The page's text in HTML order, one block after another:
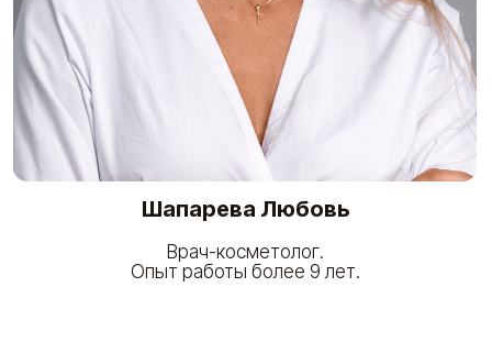
Наша команда состоит из ведущих
специалистов в области косметологии,
дерматологии, а также других смежных
областей.
Каждый наш специалист обладает многолетним
опытом работы.
Мы гарантируем, что наша команда
каждого пациента, проведет все необходимые
диагностические исследования, чтобы
предложить наиболее эффективное лечение